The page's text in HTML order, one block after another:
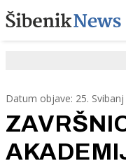
Datum objave: 25. Svibanj